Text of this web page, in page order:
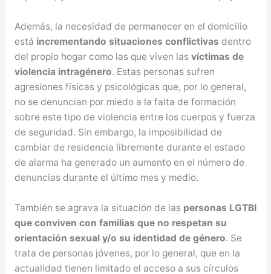
Además, la necesidad de permanecer en el domicilio
está incrementando situaciones conflictivas dentro
del propio hogar como las que viven las víctimas de
violencia intragénero. Estas personas sufren
agresiones físicas y psicológicas que, por lo general,
no se denuncian por miedo a la falta de formación
sobre este tipo de violencia entre los cuerpos y fuerza
de seguridad. Sin embargo, la imposibilidad de
cambiar de residencia libremente durante el estado
de alarma ha generado un aumento en el número de
denuncias durante el último mes y medio.
También se agrava la situación de las personas LGTBI
que conviven con familias que no respetan su
orientación sexual y/o su identidad de género. Se
trata de personas jóvenes, por lo general, que en la
actualidad tienen limitado el acceso a sus círculos